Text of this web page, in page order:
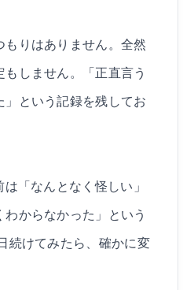
りはありません。全然
しません。「正直言う
」という記録を残してお
「なんとなく怪しい」
わからなかった」という
続けてみたら、確かに変